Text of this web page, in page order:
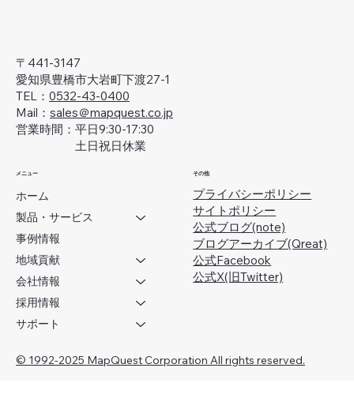
〒441-3147
愛知県豊橋市大岩町下渡27-1
TEL： 0532-43-0400
Mail： sales＠mapquest.co.jp
営業時間：平日9:30-17:30
土日祝日休業
メニュー
ホーム
製品・サービス
事例情報
地域貢献
会社情報
採用情報
サポート
その他
プライバシーポリシー
サイトポリシー
公式ブログ(note)
ブログアーカイブ(Qreat)
​公式Facebook
公式X(旧Twitter)
© 1992-2025 MapQuest Corporation All rights reserved.